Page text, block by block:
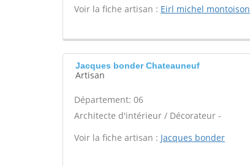
Voir la fiche artisan : Eirl michel montoison
Jacques bonder Chateauneuf
Artisan
Département: 06
Architecte d'intérieur / Décorateur -
Voir la fiche artisan : Jacques bonder